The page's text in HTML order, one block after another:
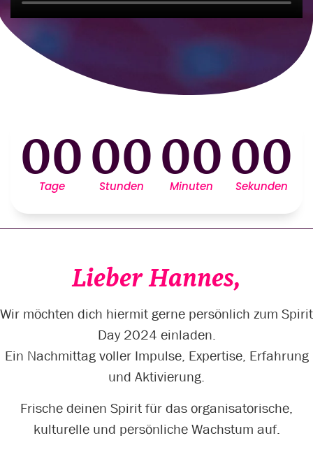
00
Tage
00
Stunden
00
Minuten
00
Sekunden
Lieber Hannes,
Wir möchten dich hiermit gerne persönlich zum Spirit
Day 2024 einladen.
Ein Nachmittag voller Impulse, Expertise, Erfahrung
und Aktivierung.
Frische deinen Spirit für das organisatorische,
kulturelle und persönliche Wachstum auf.